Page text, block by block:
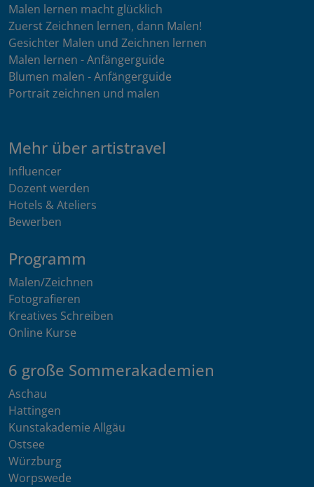
Malen lernen macht glücklich
Zuerst Zeichnen lernen, dann Malen!
Gesichter Malen und Zeichnen lernen
Malen lernen - Anfängerguide
Blumen malen - Anfängerguide
Portrait zeichnen und malen
Mehr über artistravel
Influencer
Dozent werden
Hotels & Ateliers
Bewerben
Programm
Malen/Zeichnen
Fotografieren
Kreatives Schreiben
Online Kurse
6 große Sommerakademien
Aschau
Hattingen
Kunstakademie Allgäu
Ostsee
Würzburg
Worpswede